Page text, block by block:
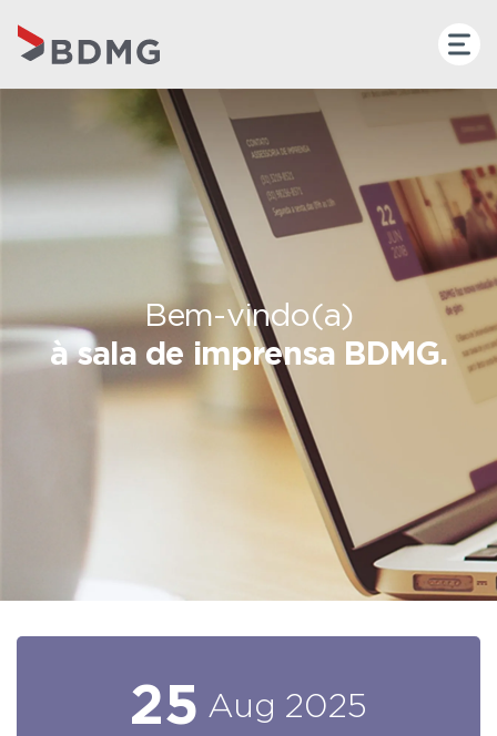
Bem-vindo(a)
à sala de imprensa BDMG.
25 Aug 2025